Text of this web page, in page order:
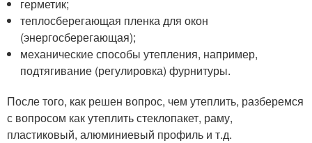
герметик;
теплосберегающая пленка для окон
(энергосберегающая);
механические способы утепления, например,
подтягивание (регулировка) фурнитуры.
После того, как решен вопрос, чем утеплить, разберемся
с вопросом как утеплить стеклопакет, раму,
пластиковый, алюминиевый профиль и т.д.